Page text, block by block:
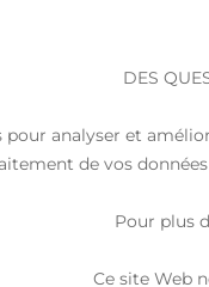
DES
analyser et
de vos
Pour plus
Ce site Web